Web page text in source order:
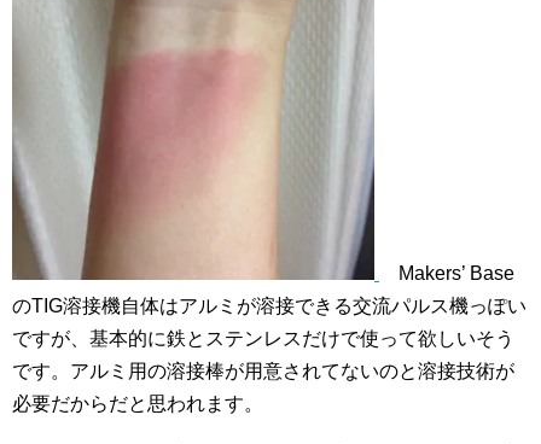
Makers’ Base
のTIG溶接機自体はアルミが溶接できる交流パルス機っぽい
ですが、基本的に鉄とステンレスだけで使って欲しいそう
です。アルミ用の溶接棒が用意されてないのと溶接技術が
必要だからだと思われます。